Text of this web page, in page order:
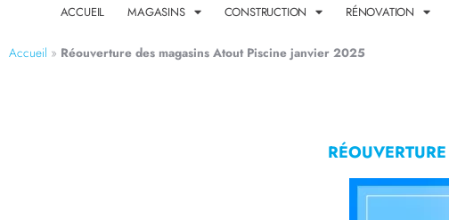
ACCUEIL MAGASINS CONSTRUCTION RÉNOVATION
Accueil » Réouverture des magasins Atout Piscine janvier 2025